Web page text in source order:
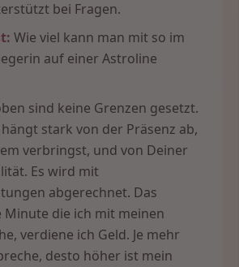
bei Fragen.
Wie viel kann man mit so im
auf einer Astroline
sind keine Grenzen gesetzt.
stark von der Präsenz ab,
verbringst, und von Deiner
Es wird mit
abgerechnet. Das
Minute die ich mit meinen
verdiene ich Geld. Je mehr
desto höher ist mein